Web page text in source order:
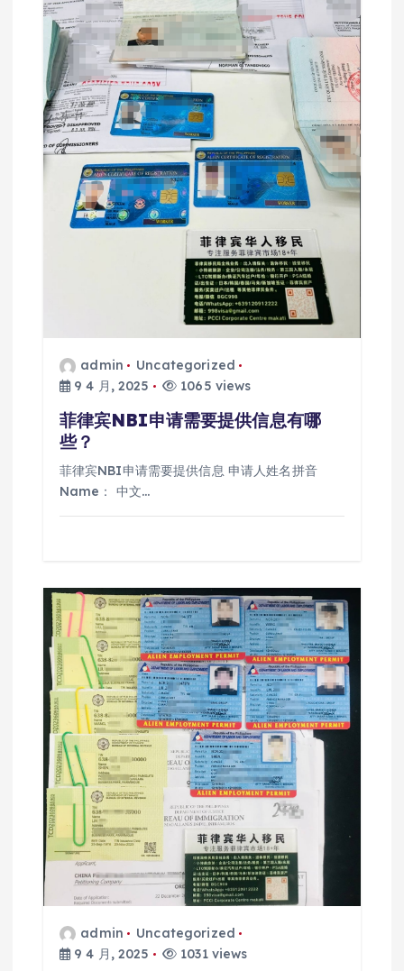
admin
Uncategorized
9 4 月, 2025
1065 views
菲律宾NBI申请需要提供信息有哪
些？
菲律宾NBI申请需要提供信息 申请人姓名拼音
Name： 中文…
admin
Uncategorized
9 4 月, 2025
1031 views